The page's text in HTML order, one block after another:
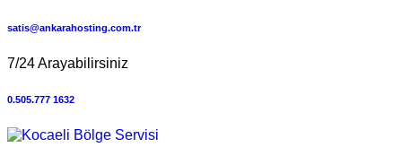
satis@ankarahosting.com.tr
7/24 Arayabilirsiniz
0.505.777 1632